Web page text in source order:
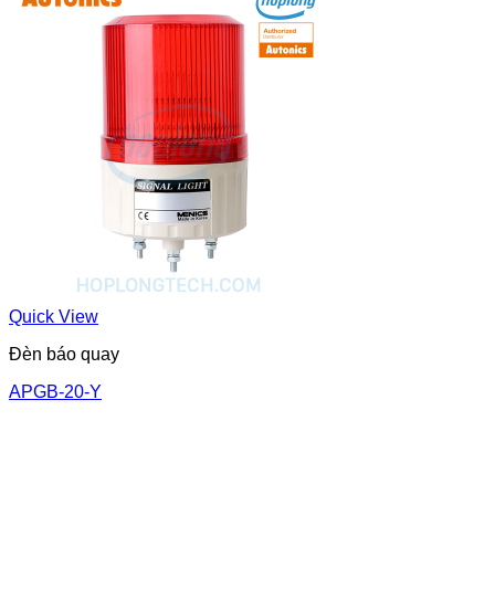
Quick View
Đèn báo quay
APGB-20-Y